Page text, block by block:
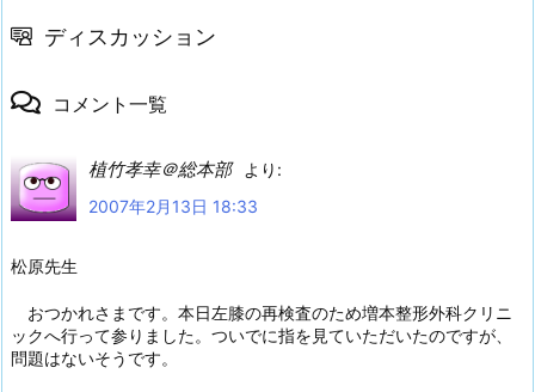
ディスカッション
コメント一覧
植竹孝幸＠総本部
より:
2007年2月13日 18:33
松原先生
おつかれさまです。本日左膝の再検査のため増本整形外科クリニ
ックへ行って参りました。ついでに指を見ていただいたのですが、
問題はないそうです。